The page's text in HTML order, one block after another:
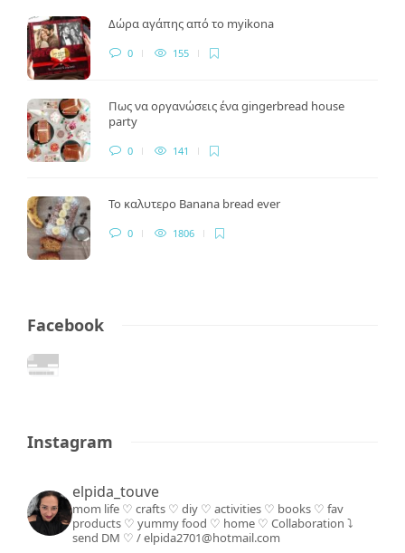
Δώρα αγάπης από το myikona
0 155
Πως να οργανώσεις ένα gingerbread house
party
0 141
Το καλυτερο Banana bread ever
0 1806
Facebook
Instagram
elpida_touve
mom life ♡ crafts ♡ diy ♡ activities ♡ books ♡ fav
products ♡ yummy food ♡ home ♡ Collaboration ⤵️
send DM ♡ / elpida2701@hotmail.com